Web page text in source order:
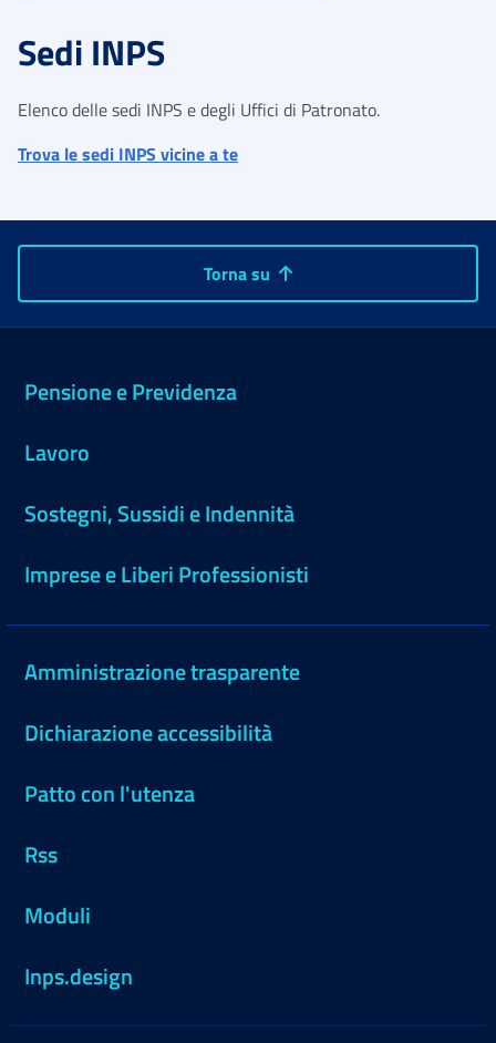
Sedi INPS
Elenco delle sedi INPS e degli Uffici di Patronato.
Trova le sedi INPS vicine a te
Torna su
Pensione e Previdenza
Lavoro
Sostegni, Sussidi e Indennità
Imprese e Liberi Professionisti
Amministrazione trasparente
Dichiarazione accessibilità
Patto con l'utenza
Rss
Moduli
Inps.design